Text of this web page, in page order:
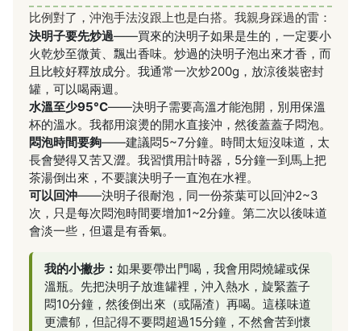
比例對了，沖泡手法沒跟上也是白搭。我親身踩過的雷：
決明子要先炒過——買來的決明子如果是生的，一定要小
火乾炒至微黃、飄出香味。炒過的決明子泡出來才香，而
且比較好釋放成分。我通常一次炒200g，放涼後裝密封
罐，可以喝兩週。
水溫至少95°C——決明子需要高溫才能泡開，別用保溫
杯的溫水。我都用滾燙的開水直接沖，然後蓋蓋子悶泡。
悶泡時間要夠——建議悶5~7分鐘。時間太短沒味道，太
長會變得又苦又澀。我習慣用計時器，5分鐘一到馬上把
茶湯倒出來，不要讓決明子一直泡在水裡。
可以回沖——決明子很耐泡，同一份茶葉可以回沖2~3
次，只是每次悶泡時間要增加1~2分鐘。第二次以後味道
會淡一些，但還是有香氣。
我的小撇步： 如果要帶出門喝，我會用悶燒罐或保
溫瓶。先把決明子放進罐裡，沖入熱水，旋緊蓋子
悶10分鐘，然後倒出來（或隔渣）再喝。這樣味道
更濃郁，但記得不要悶超過15分鐘，不然會苦到懷